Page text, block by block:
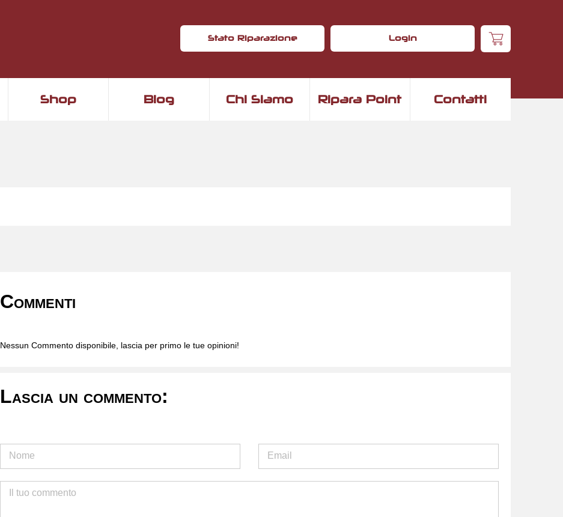
Stato Riparazione Login
Shop Blog Chi Siamo Ripara Point Contatti
Commenti
Nessun Commento disponibile, lascia per primo le tue opinioni!
Lascia un commento: